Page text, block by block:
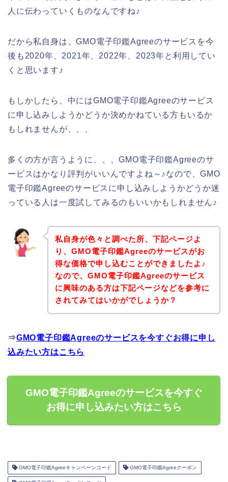
人に伝わっていくものなんですね♪
だから私自身は、GMO電子印鑑Agreeのサービスを今
後も2020年、2021年、2022年、2023年と利用してい
くと思います♪
もしかしたら、中にはGMO電子印鑑Agreeのサービス
に申し込みしようかどうか決めかねている方もいるか
もしれませんが、、、
多くの方が言うように、、、GMO電子印鑑Agreeのサ
ービスはかなり評判がいいんですよね～♪なので、GMO
電子印鑑Agreeのサービスに申し込みしようかどうか迷
っている人は一度試してみるのもいいかもしれません♪
私自身が色々と調べた所、下記ページよ
り、GMO電子印鑑Agreeのサービスがお
得な価格で申し込むことができましたよ♪
なので、GMO電子印鑑Agreeのサービス
に興味のある方は下記ページなどを参考に
されてみてはいかがでしょうか？
⇒GMO電子印鑑Agreeのサービスを今すぐお得に申し
込みたい方はこちら
GMO電子印鑑Agreeのサービスを今すぐ
お得に申し込みたい方はこちら
GMO電子印鑑Agreeキャンペーンコード GMO電子印鑑Agreeクーポン